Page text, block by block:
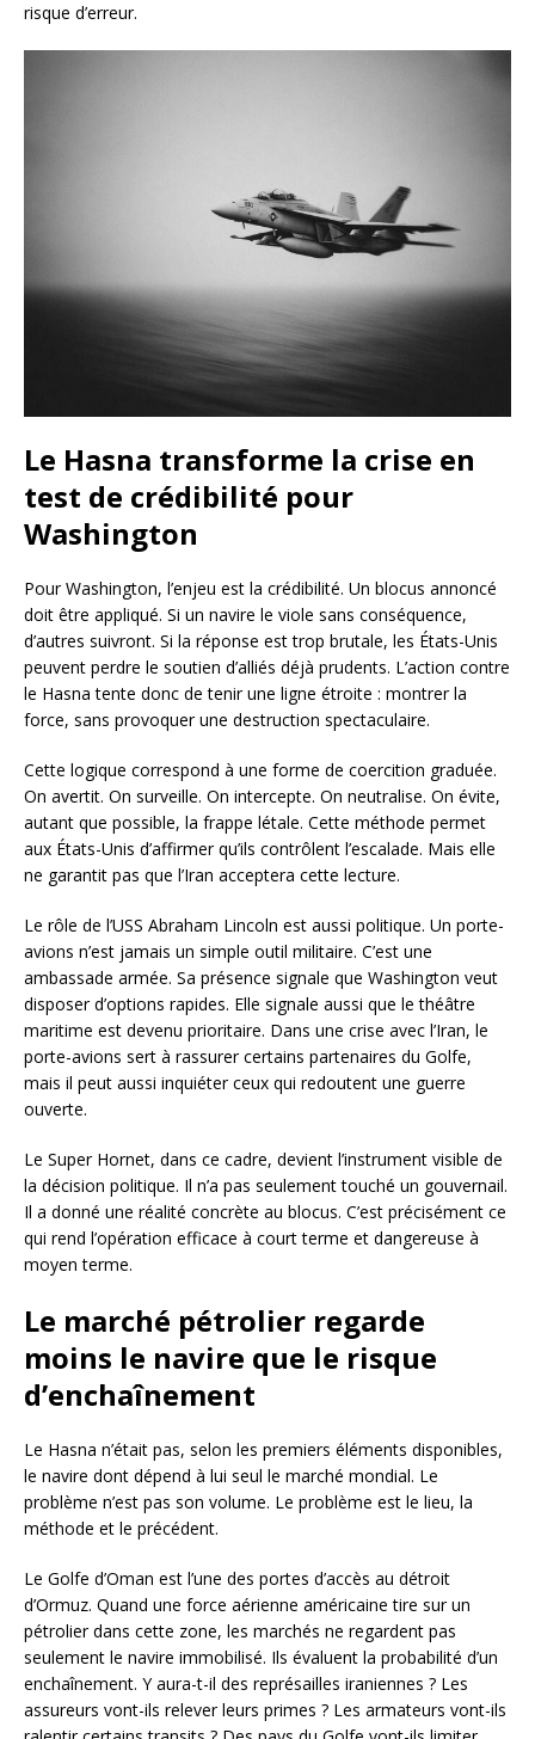
risque d’erreur.
Le Hasna transforme la crise en
test de crédibilité pour
Washington
Pour Washington, l’enjeu est la crédibilité. Un blocus annoncé
doit être appliqué. Si un navire le viole sans conséquence,
d’autres suivront. Si la réponse est trop brutale, les États-Unis
peuvent perdre le soutien d’alliés déjà prudents. L’action contre
le Hasna tente donc de tenir une ligne étroite : montrer la
force, sans provoquer une destruction spectaculaire.
Cette logique correspond à une forme de coercition graduée.
On avertit. On surveille. On intercepte. On neutralise. On évite,
autant que possible, la frappe létale. Cette méthode permet
aux États-Unis d’affirmer qu’ils contrôlent l’escalade. Mais elle
ne garantit pas que l’Iran acceptera cette lecture.
Le rôle de l’USS Abraham Lincoln est aussi politique. Un porte-
avions n’est jamais un simple outil militaire. C’est une
ambassade armée. Sa présence signale que Washington veut
disposer d’options rapides. Elle signale aussi que le théâtre
maritime est devenu prioritaire. Dans une crise avec l’Iran, le
porte-avions sert à rassurer certains partenaires du Golfe,
mais il peut aussi inquiéter ceux qui redoutent une guerre
ouverte.
Le Super Hornet, dans ce cadre, devient l’instrument visible de
la décision politique. Il n’a pas seulement touché un gouvernail.
Il a donné une réalité concrète au blocus. C’est précisément ce
qui rend l’opération efficace à court terme et dangereuse à
moyen terme.
Le marché pétrolier regarde
moins le navire que le risque
d’enchaînement
Le Hasna n’était pas, selon les premiers éléments disponibles,
le navire dont dépend à lui seul le marché mondial. Le
problème n’est pas son volume. Le problème est le lieu, la
méthode et le précédent.
Le Golfe d’Oman est l’une des portes d’accès au détroit
d’Ormuz. Quand une force aérienne américaine tire sur un
pétrolier dans cette zone, les marchés ne regardent pas
seulement le navire immobilisé. Ils évaluent la probabilité d’un
enchaînement. Y aura-t-il des représailles iraniennes ? Les
assureurs vont-ils relever leurs primes ? Les armateurs vont-ils